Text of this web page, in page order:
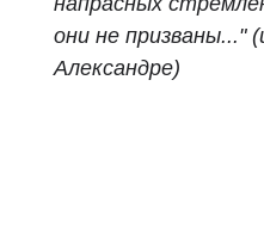
они не призваны..."
Александре)